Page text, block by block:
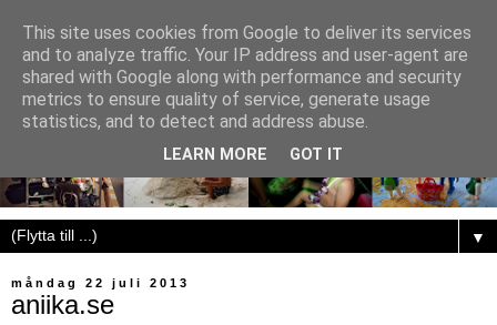
▼
måndag 22 juli 2013
aniika.se
This site uses cookies from Google to deliver its services
and to analyze traffic. Your IP address and user-agent are
shared with Google along with performance and security
metrics to ensure quality of service, generate usage
statistics, and to detect and address abuse.
LEARN MORE GOT IT